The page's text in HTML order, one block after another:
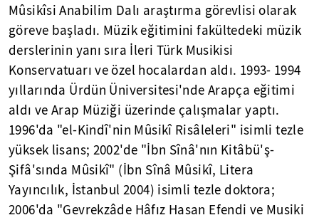
Mûsikîsi Anabilim Dalı araştırma görevlisi olarak
göreve başladı. Müzik eğitimini fakültedeki müzik
derslerinin yanı sıra İleri Türk Musikisi
Konservatuarı ve özel hocalardan aldı. 1993- 1994
yıllarında Ürdün Üniversitesi'nde Arapça eğitimi
aldı ve Arap Müziği üzerinde çalışmalar yaptı.
1996'da "el-Kindî'nin Mûsikî Risâleleri" isimli tezle
yüksek lisans; 2002'de "İbn Sînâ'nın Kitâbü'ş-
Şifâ'sında Mûsikî" (İbn Sînâ Mûsikî, Litera
Yayıncılık, İstanbul 2004) isimli tezle doktora;
2006'da "Gevrekzâde Hâfız Hasan Efendi ve Musiki